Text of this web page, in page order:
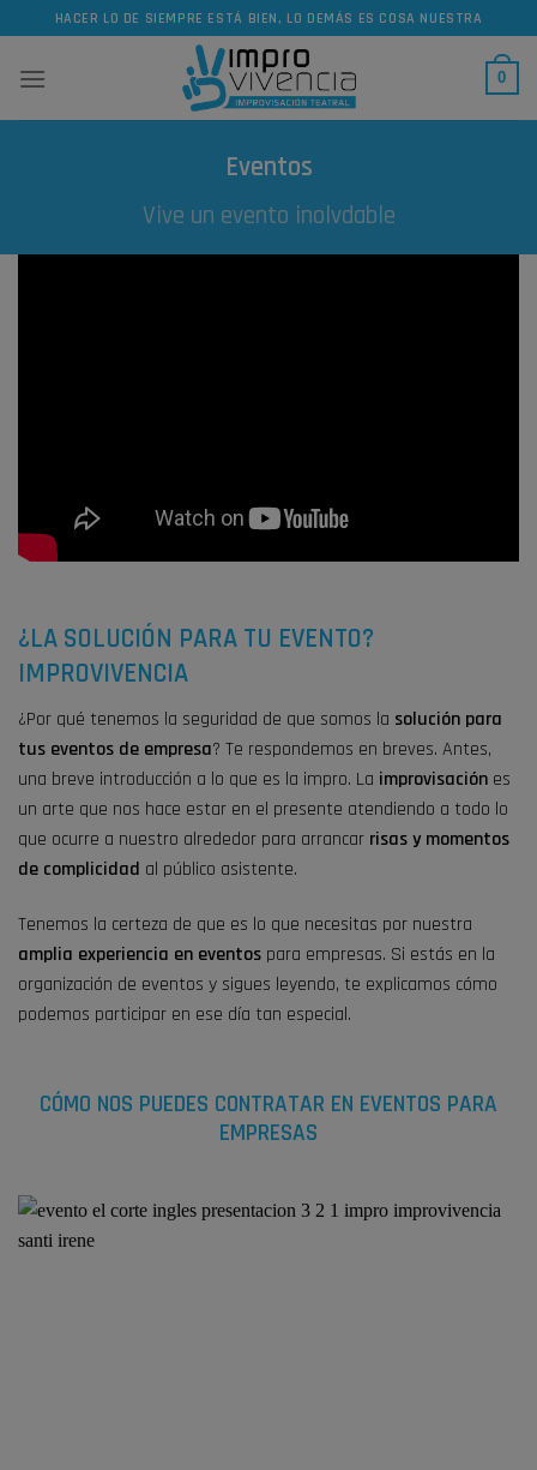
to
content
HACER LO DE SIEMPRE ESTÁ BIEN, LO DEMÁS ES COSA NUESTRA
0
Eventos
Vive un evento inolvdable
¿LA SOLUCIÓN PARA TU EVENTO?
IMPROVIVENCIA
¿Por qué tenemos la seguridad de que somos la solución para
tus eventos de empresa? Te respondemos en breves. Antes,
una breve introducción a lo que es la impro. La improvisación es
un arte que nos hace estar en el presente atendiendo a todo lo
que ocurre a nuestro alrededor para arrancar risas y momentos
de complicidad al público asistente.
Tenemos la certeza de que es lo que necesitas por nuestra
amplia experiencia en eventos para empresas. Si estás en la
organización de eventos y sigues leyendo, te explicamos cómo
podemos participar en ese día tan especial.
CÓMO NOS PUEDES CONTRATAR EN EVENTOS PARA
EMPRESAS